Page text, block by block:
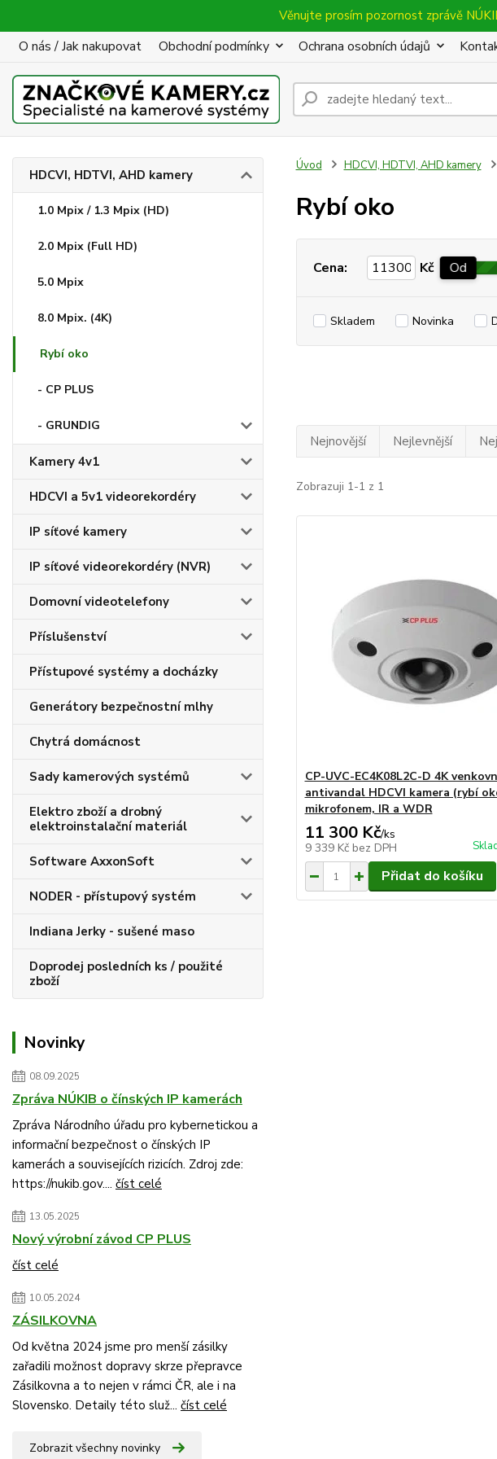
Věnujte prosím pozornost zprávě
O nás / Jak nakupovat Obchodní podmínky Ochrana osobních údajů
HDCVI, HDTVI, AHD kamery
1.0 Mpix / 1.3 Mpix (HD)
2.0 Mpix (Full HD)
5.0 Mpix
8.0 Mpix. (4K)
Rybí oko
- CP PLUS
- GRUNDIG
Kamery 4v1
HDCVI a 5v1 videorekordéry
IP síťové kamery
IP síťové videorekordéry (NVR)
Domovní videotelefony
Příslušenství
Přístupové systémy a docházky
Generátory bezpečnostní mlhy
Chytrá domácnost
Sady kamerových systémů
Elektro zboží a drobný
elektroinstalační materiál
Software AxxonSoft
NODER - přístupový systém
Indiana Jerky - sušené maso
Doprodej posledních ks / použité
zboží
Novinky
08.09.2025
Zpráva NÚKIB o čínských IP kamerách
Zpráva Národního úřadu pro kybernetickou a
informační bezpečnost o čínských IP
kamerách a souvisejících rizicích. Zdroj zde:
https://nukib.gov.... číst celé
13.05.2025
Nový výrobní závod CP PLUS
číst celé
10.05.2024
ZÁSILKOVNA
Od května 2024 jsme pro menší zásilky
zařadili možnost dopravy skrze přepravce
Zásilkovna a to nejen v rámci ČR, ale i na
Slovensko. Detaily této služ... číst celé
Zobrazit všechny novinky
Úvod HDCVI, HDTVI, AHD kamery
Rybí oko
Cena: Kč Od
Skladem Novinka
Nejnovější Nejlevnější
Zobrazuji 1-1 z 1
CP-UVC-EC4K08L2C-D 4K
antivandal HDCVI kamera (rybí
mikrofonem, IR a WDR
11 300 Kč/ks
9 339 Kč bez DPH
Přidat do košíku